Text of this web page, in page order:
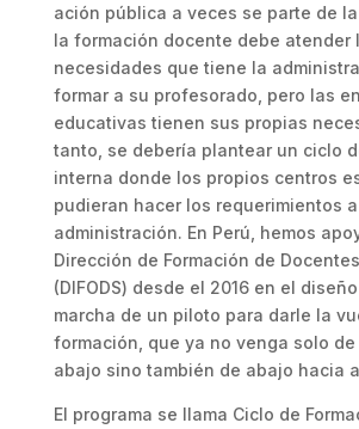
ación pública a veces se parte de
la formación docente debe atender
necesidades que tiene la
formar a su profesorado, pero las
educativas tienen sus propias
tanto, se debería plantear un ciclo
interna donde los propios centros
pudieran hacer los requerimientos
administración. En Perú, hemos
Dirección de Formación de
(DIFODS) desde el 2016 en el
marcha de un piloto para darle la
formación, que ya no venga solo
abajo sino también de abajo hacia
El programa se llama Ciclo de